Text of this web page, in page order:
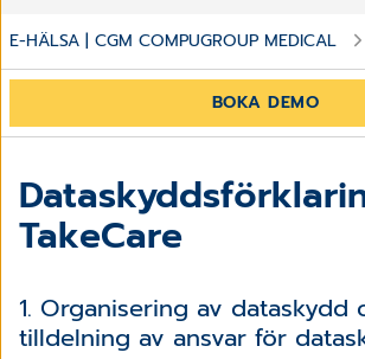
E-HÄLSA | CGM COMPUGROUP MEDICAL
BOKA DEMO
TakeCare
1. Organisering av dataskydd
tilldelning av ansvar för